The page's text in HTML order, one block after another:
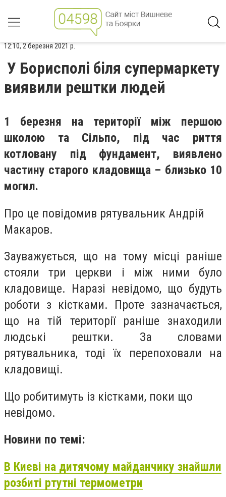
12:10, 2 березня 2021 р.
У Борисполі біля супермаркету
виявили рештки людей
1 березня на території між першою
школою та Сільпо, під час риття
котловану під фундамент, виявлено
частину старого кладовища – близько 10
могил.
Про це повідомив рятувальник Андрій
Макаров.
Зауважується, що на тому місці раніше
стояли три церкви і між ними було
кладовище. Наразі невідомо, що будуть
роботи з кістками. Проте зазначається,
що на тій території раніше знаходили
людські рештки. За словами
рятувальника, тоді їх перепоховали на
кладовищі.
Що робитимуть із кістками, поки що
невідомо.
Новини по темі:
В Києві на дитячому майданчику знайшли
розбиті ртутні термометри